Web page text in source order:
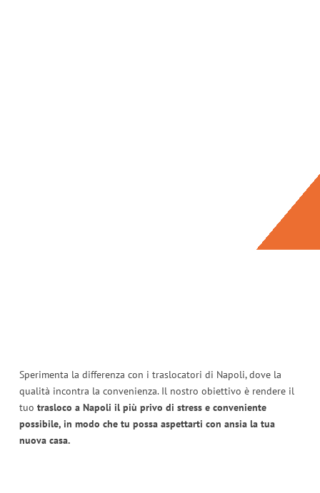
Sperimenta la differenza con i traslocatori di Napoli, dove la
qualità incontra la convenienza. Il nostro obiettivo è rendere il
tuo trasloco a Napoli il più privo di stress e conveniente
possibile, in modo che tu possa aspettarti con ansia la tua
nuova casa.